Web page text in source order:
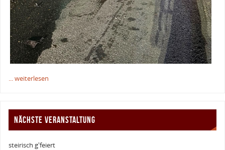
... weiterlesen
NÄCHSTE VERANSTALTUNG
steirisch g'feiert